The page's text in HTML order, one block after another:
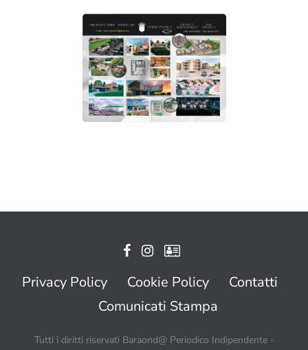
Privacy Policy Cookie Policy
Contatti
Comunicati Stampa
Tutti i diritti riservati Baraond@ Periodico Indipendente -